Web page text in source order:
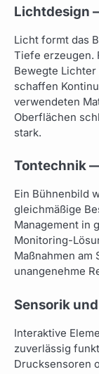
Lichtdesign
Licht formt das
Tiefe erzeugen.
Bewegte
schaffen
verwendeten
Oberflächen
stark.
Tontechnik
Ein Bühnenbild
gleichmäßige
Management in
Monitoring-
Maßnahmen am
unangenehme
Sensorik
Interaktive
zuverlässig
Drucksensoren